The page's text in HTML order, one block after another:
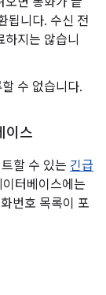
됩니다. 수신 전
지는 않습니
수 없습니다.
이스
할 수 있는 긴급
터베이스에는
번호 목록이 포